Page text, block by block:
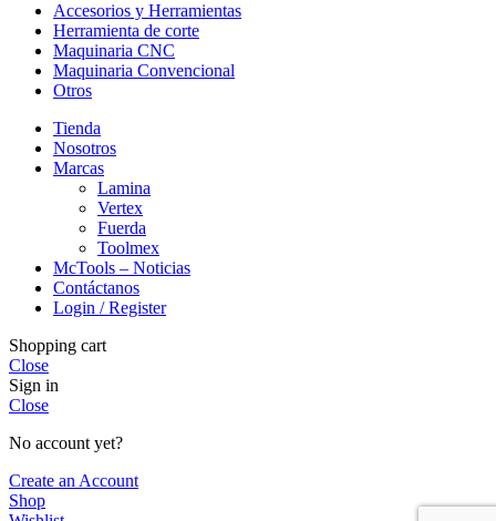
Accesorios y Herramientas
Herramienta de corte
Maquinaria CNC
Maquinaria Convencional
Otros
Tienda
Nosotros
Marcas
Lamina
Vertex
Fuerda
Toolmex
McTools – Noticias
Contáctanos
Login / Register
Shopping cart
Close
Sign in
Close
No account yet?
Create an Account
Shop